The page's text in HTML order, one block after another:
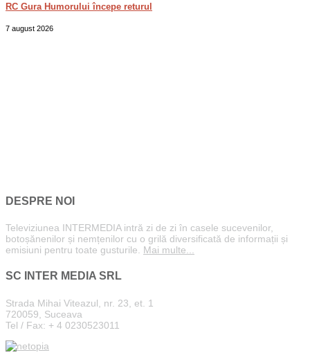
RC Gura Humorului începe returul
7 august 2026
DESPRE NOI
Televiziunea INTERMEDIA intră zi de zi în casele sucevenilor,
botoșănenilor și nemțenilor cu o grilă diversificată de informații și
emisiuni pentru toate gusturile. Mai multe...
SC INTER MEDIA SRL
Strada Mihai Viteazul, nr. 23, et. 1
720059, Suceava
Tel / Fax: + 4 0230523011